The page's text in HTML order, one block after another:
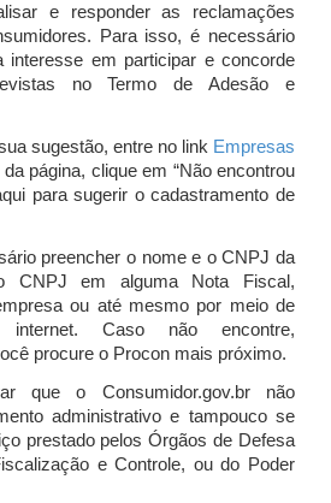
e responder as reclamações
Para isso, é necessário
interesse em participar e concorde
no Termo de Adesão e
sugestão, entre no link Empresas
página, clique em “Não encontrou
para sugerir o cadastramento de
preencher o nome e o CNPJ da
CNPJ em alguma Nota Fiscal,
ou até mesmo por meio de
Caso não encontre,
procure o Procon mais próximo.
que o Consumidor.gov.br não
administrativo e tampouco se
prestado pelos Órgãos de Defesa
e Controle, ou do Poder